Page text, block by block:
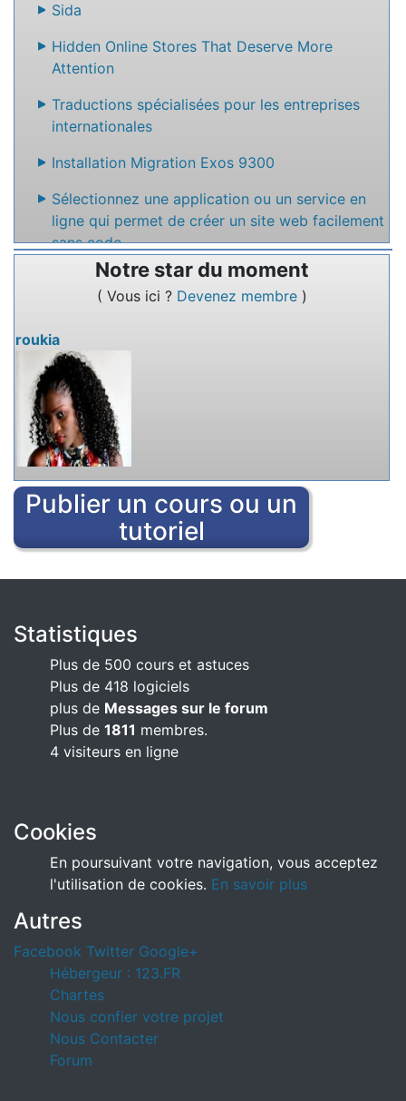
Sida
Hidden Online Stores That Deserve More
Attention
Traductions spécialisées pour les entreprises
internationales
Installation Migration Exos 9300
Sélectionnez une application ou un service en
ligne qui permet de créer un site web facilement
sans code
Nommez un service en ligne qui permet de
rédiger des textes à plusieurs.
Notre star du moment
( Vous ici ? Devenez membre )
roukia
Publier un cours ou un
tutoriel
Statistiques
Plus de 500 cours et astuces
Plus de 418 logiciels
plus de Messages sur le forum
Plus de 1811 membres.
4 visiteurs en ligne
Cookies
En poursuivant votre navigation, vous acceptez
l'utilisation de cookies. En savoir plus
Autres
Facebook Twitter Google+
Hébergeur : 123.FR
Chartes
Nous confier votre projet
Nous Contacter
Forum